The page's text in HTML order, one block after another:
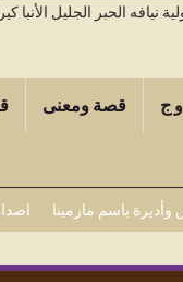
الحبر الجليل الأنبا
ج قصة ومعنى
وأديرة باسم مارمينا